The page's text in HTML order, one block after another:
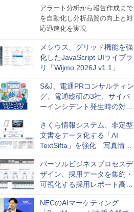
導入
アラート分析から報告作成まで
を自動化し分析品質の向上と対
応迅速化を実現
メシウス、グリッド機能を強
化したJavaScript UIライブラ
リ「Wijmo 2026J v1.1」
S&J、電通PRコンサルティン
グ、電通総研の3社、サイバ
ーインシデント発生時の対応
と危機管理広報を一体的に訓
練するプログラムを提供
さくら情報システム、非定型
文書をデータ化する「AI
TextSifta」を強化 写真情報
のデータ化などに対応
パーソルビジネスプロセスデ
ザイン、採用データを集約・
可視化する採用レポート高速
化サービスを提供
NECのAIマーケティング